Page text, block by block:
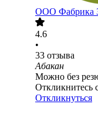
ООО Фабрика
4.6
•
33 отзыва
Абакан
Можно без
Откликнитесь
Откликнуться